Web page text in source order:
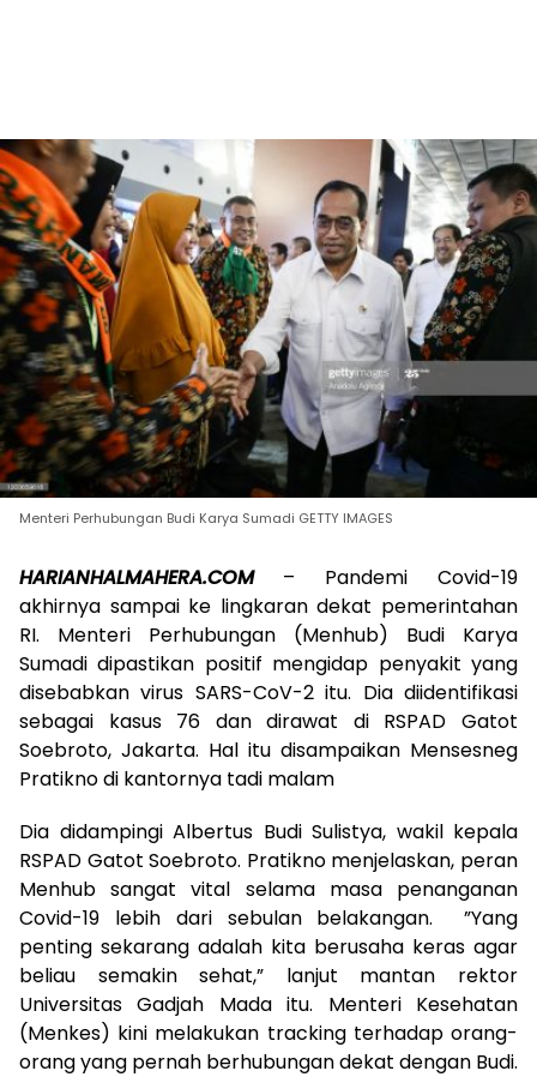
Menteri Perhubungan Budi Karya Sumadi GETTY IMAGES
HARIANHALMAHERA.COM
– Pandemi Covid-19
akhirnya sampai ke lingkaran dekat pemerintahan
RI. Menteri Perhubungan (Menhub) Budi Karya
Sumadi dipastikan positif mengidap penyakit yang
disebabkan virus SARS-CoV-2 itu. Dia diidentifikasi
sebagai kasus 76 dan dirawat di RSPAD Gatot
Soebroto, Jakarta. Hal itu disampaikan Mensesneg
Pratikno di kantornya tadi malam
Dia didampingi Albertus Budi Sulistya, wakil kepala
RSPAD Gatot Soebroto. Pratikno menjelaskan, peran
Menhub sangat vital selama masa penanganan
Covid-19 lebih dari sebulan belakangan. ”Yang
penting sekarang adalah kita berusaha keras agar
beliau semakin sehat,” lanjut mantan rektor
Universitas Gadjah Mada itu. Menteri Kesehatan
(Menkes) kini melakukan tracking terhadap orang-
orang yang pernah berhubungan dekat dengan Budi.